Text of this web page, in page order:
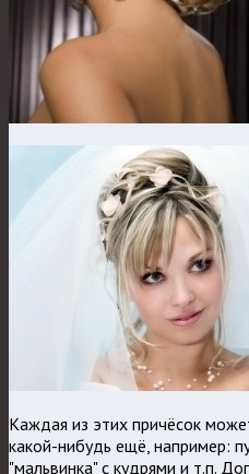
Каждая из этих причёсок
какой-нибудь ещё, например:
"мальвинка" с кудрями и т.п.